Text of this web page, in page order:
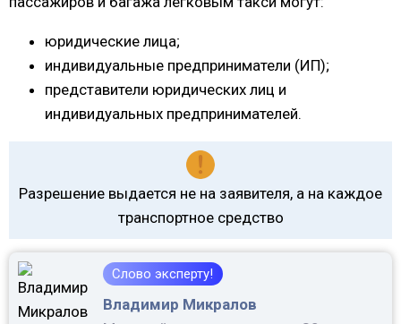
юридические лица;
индивидуальные предприниматели (ИП);
представители юридических лиц и
индивидуальных предпринимателей.
Разрешение выдается не на заявителя, а на каждое
транспортное средство
Слово эксперту!
Владимир Микралов